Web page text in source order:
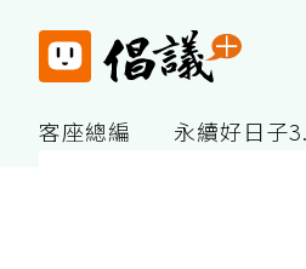
客座總編 永續好日子